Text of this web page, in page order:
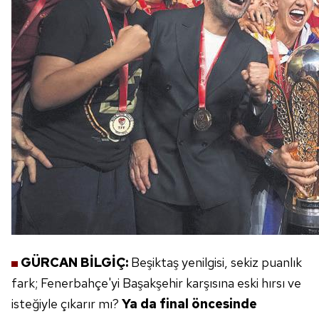
GÜRCAN BİLGİÇ: Beşiktaş yenilgisi, sekiz puanlık
fark; Fenerbahçe'yi Başakşehir karşısına eski hırsı ve
isteğiyle çıkarır mı? Ya da final öncesinde